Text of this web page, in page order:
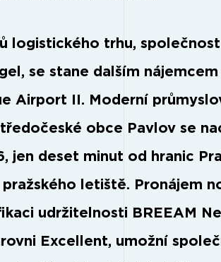
logistického trhu, společnost
se stane dalším
Airport II. Moderní
obce Pavlov se
jen deset minut od hranic
pražského letiště. Pronájem
udržitelnosti BREEAM
Excellent, umožní